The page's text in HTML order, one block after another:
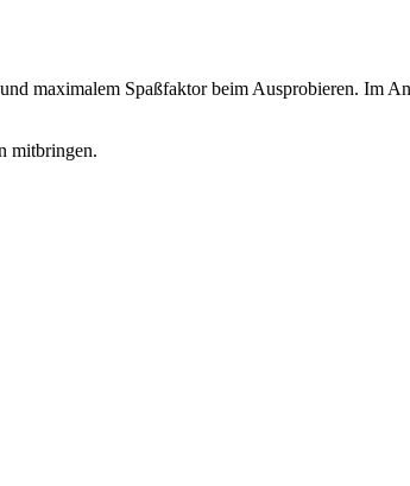
maximalem Spaßfaktor beim Ausprobieren. Im
mitbringen.